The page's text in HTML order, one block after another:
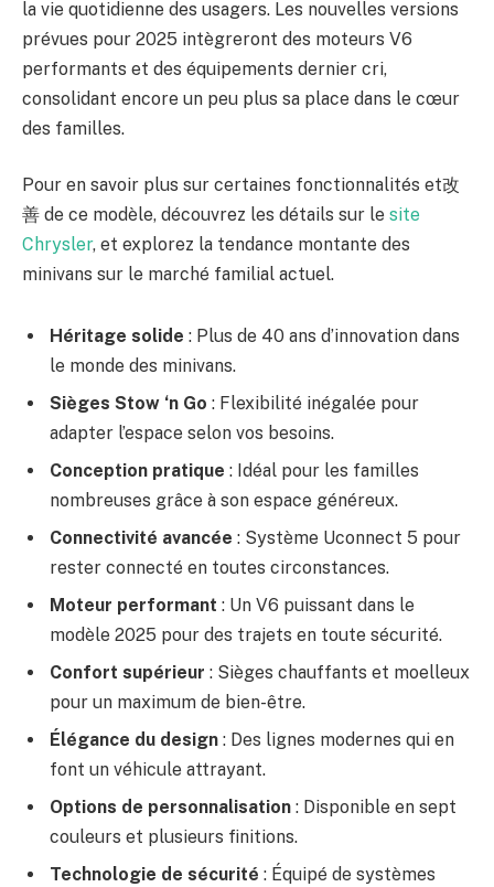
la vie quotidienne des usagers. Les nouvelles versions
prévues pour 2025 intègreront des moteurs V6
performants et des équipements dernier cri,
consolidant encore un peu plus sa place dans le cœur
des familles.
Pour en savoir plus sur certaines fonctionnalités et改
善 de ce modèle, découvrez les détails sur le site
Chrysler, et explorez la tendance montante des
minivans sur le marché familial actuel.
Héritage solide : Plus de 40 ans d’innovation dans
le monde des minivans.
Sièges Stow ‘n Go : Flexibilité inégalée pour
adapter l’espace selon vos besoins.
Conception pratique : Idéal pour les familles
nombreuses grâce à son espace généreux.
Connectivité avancée : Système Uconnect 5 pour
rester connecté en toutes circonstances.
Moteur performant : Un V6 puissant dans le
modèle 2025 pour des trajets en toute sécurité.
Confort supérieur : Sièges chauffants et moelleux
pour un maximum de bien-être.
Élégance du design : Des lignes modernes qui en
font un véhicule attrayant.
Options de personnalisation : Disponible en sept
couleurs et plusieurs finitions.
Technologie de sécurité : Équipé de systèmes